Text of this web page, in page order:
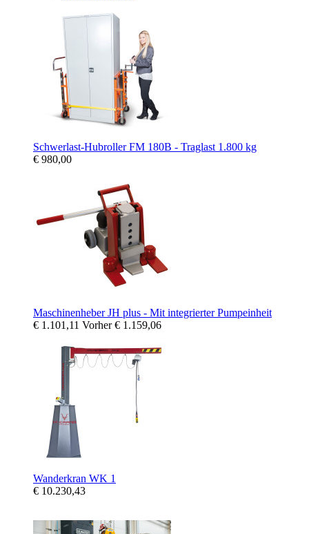
Schwerlast-Hubroller FM 180B - Traglast 1.800 kg
€ 980,00
Maschinenheber JH plus - Mit integrierter Pumpeinheit
€ 1.101,11 Vorher€ 1.159,06
Wanderkran WK 1
€ 10.230,43